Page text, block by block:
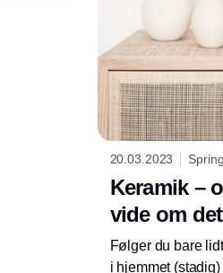
20.03.2023
Keramik –
vide om det
Følger du bare
i hjemmet